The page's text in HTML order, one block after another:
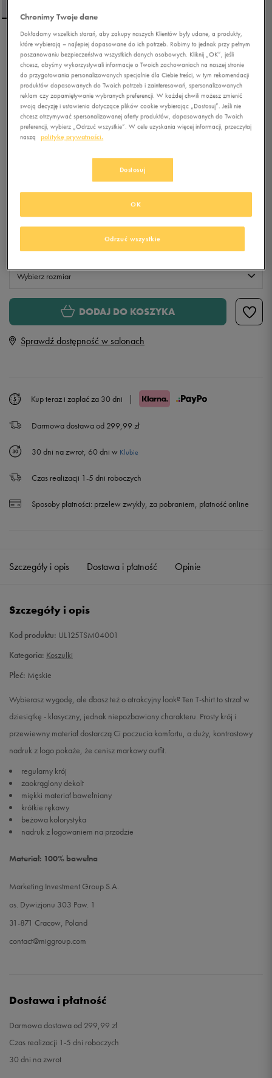
UMBRO T-SHIRT ESS
DOUBLE LOGO
4.9 (17)
89,99zł -70% (cena początkowa)
31,5zł-14%(najniższa cena z 30 dni przed obniżką)
27,00złz Vat
Wybierz rozmiar
M
XL Powiadom o dostępności
Powiadom o dostępności
DODAJ DO KOSZYKA
Sprawdź dostępność w salonach
Kup teraz i zapłać za 30 dni |
Darmowa dostawa od 299,99 zł
30 dni na zwrot, 60 dni w Klubie
Czas realizacji 1-5 dni roboczych
Sposoby płatności: przelew zwykły, za pobraniem, płatność online
Szczegóły i opis Dostawa i płatność Opinie
Szczegóły i opis
Kod produktu: UL125TSM04001
Kategoria: Koszulki
Płeć: Męskie
Wybierasz wygodę, ale dbasz też o atrakcyjny look? Ten T-shirt to strzał w
dziesiątkę - klasyczny, jednak niepozbawiony charakteru. Prosty krój i
przewiewny materiał dostarczą Ci poczucia komfortu, a duży, kontrastowy
nadruk z logo pokaże, że cenisz markowy outfit.
regularny krój
zaokrąglony dekolt
miękki materiał bawełniany
krótkie rękawy
beżowa kolorystyka
nadruk z logowaniem na przodzie
Materiał: 100% bawełna
Marketing Investment Group S.A.
os. Dywizjonu 303 Paw. 1
31-871 Cracow, Poland
contact@miggroup.com
Dostawa i płatność
Darmowa dostawa od 299,99 zł
Czas realizacji 1-5 dni roboczych
30 dni na zwrot
Chronimy Twoje dane
Dokładamy wszelkich starań, aby zakupy naszych Klientów były udane, a produkty,
które wybierają – najlepiej dopasowane do ich potrzeb. Robimy to jednak przy pełnym
poszanowaniu bezpieczeństwa wszystkich danych osobowych. Kliknij „OK”, jeśli
chcesz, abyśmy wykorzystywali informacje o Twoich zachowaniach na naszej stronie
do przygotowania personalizowanych specjalnie dla Ciebie treści, w tym rekomendacji
produktów dopasowanych do Twoich potrzeb i zainteresowań, spersonalizowanych
reklam czy zapamiętywanie wybranych preferencji. W każdej chwili możesz zmienić
swoją decyzję i ustawienia dotyczące plików cookie wybierając „Dostosuj”. Jeśli nie
chcesz otrzymywać spersonalizowanej oferty produktów, dopasowanych do Twoich
preferencji, wybierz „Odrzuć wszystkie”. W celu uzyskania więcej informacji, przeczytaj
naszą
politykę prywatności.
Dostosuj
Odrzuć wszystkie
OK